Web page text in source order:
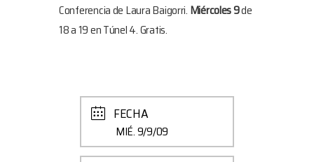
Conferencia de Laura Baigorri. Miércoles 9de
18 a 19 en Túnel 4. Gratis.
FECHA
MIÉ. 9/9/09